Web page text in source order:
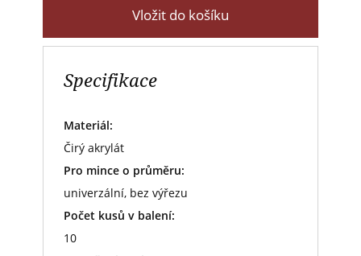
Vložit do košíku
Specifikace
Materiál:
Čirý akrylát
Pro mince o průměru:
univerzální, bez výřezu
Počet kusů v balení:
10